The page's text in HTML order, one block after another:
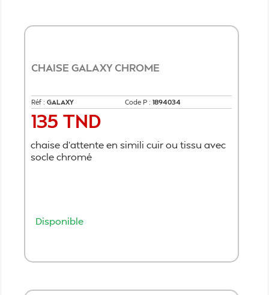
CHAISE GALAXY CHROME
Réf : GALAXY Code P : 1894034
Prix
135 TND
chaise d'attente en simili cuir ou tissu avec
socle chromé
Disponible